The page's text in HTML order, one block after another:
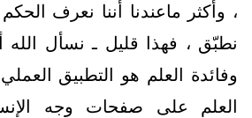
، وأكثر ماعندنا أننا نعرف
نطبّق ، فهذا قليل ـ نسأل الله
وفائدة العلم هو التطبيق
العلم على صفحات وجه